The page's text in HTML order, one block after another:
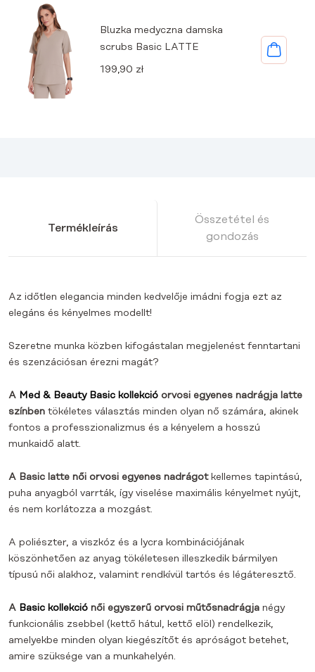
Bluzka medyczna damska
scrubs Basic LATTE
199,90 zł
Termékleírás
Összetétel és
gondozás
Az időtlen elegancia minden kedvelője imádni fogja ezt az
elegáns és kényelmes modellt!
Szeretne munka közben kifogástalan megjelenést fenntartani
és szenzációsan érezni magát?
A Med & Beauty Basic kollekció orvosi egyenes nadrágja latte
színben tökéletes választás minden olyan nő számára, akinek
fontos a professzionalizmus és a kényelem a hosszú
munkaidő alatt.
A Basic latte női orvosi egyenes nadrágotkellemes tapintású,
puha anyagból varrták, így viselése maximális kényelmet nyújt,
és nem korlátozza a mozgást.
A poliészter, a viszkóz és a lycra kombinációjának
köszönhetően az anyag tökéletesen illeszkedik bármilyen
típusú női alakhoz, valamint rendkívül tartós és légáteresztő.
A Basic kollekció női egyszerű orvosi műtősnadrágja négy
funkcionális zsebbel (kettő hátul, kettő elöl) rendelkezik,
amelyekbe minden olyan kiegészítőt és apróságot betehet,
amire szüksége van a munkahelyén.